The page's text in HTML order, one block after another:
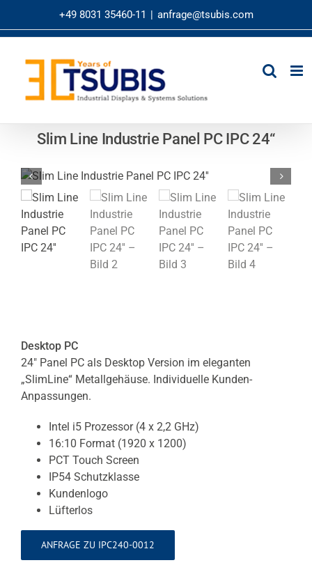
springen
+49 8031 35460-11 | anfrage@tsubis.com
Slim Line Industrie Panel PC IPC 24“
Desktop PC
24″ Panel PC als Desktop Version im eleganten
„SlimLine“ Metallgehäuse. Individuelle Kunden-
Anpassungen.
Intel i5 Prozessor (4 x 2,2 GHz)
16:10 Format (1920 x 1200)
PCT Touch Screen
IP54 Schutzklasse
Kundenlogo
Lüfterlos
ANFRAGE ZU IPC240-0012